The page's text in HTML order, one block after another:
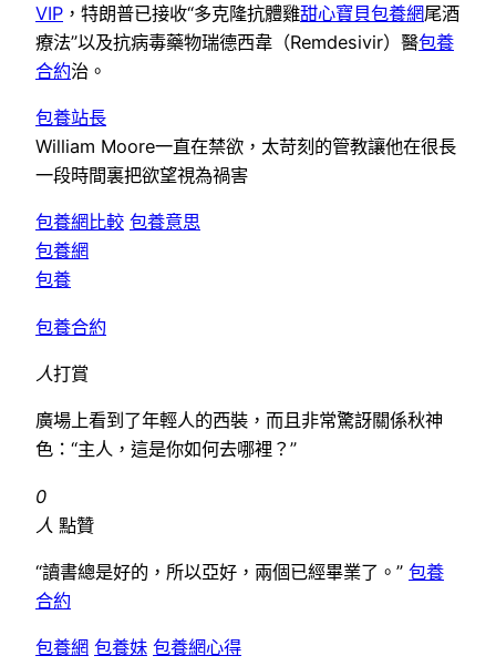
VIP ，特朗普已接收“多克隆抗體雞甜心寶貝包養網尾酒
療法”以及抗病毒藥物瑞德西韋（Remdesivir）醫包養
合約治。
包養站長
William Moore一直在禁欲，太苛刻的管教讓他在很長
一段時間裏把欲望視為禍害
包養網比較 包養意思
包養網
包養
包養合約
人打賞
廣場上看到了年輕人的西裝，而且非常驚訝關係秋神
色：“主人，這是你如何去哪裡？”
0
人 點贊
“讀書總是好的，所以亞好，兩個已經畢業了。” 包養
合約
包養網 包養妹 包養網心得